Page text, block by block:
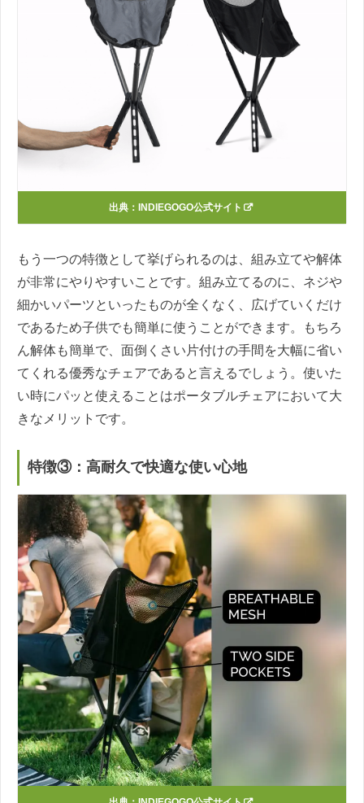
出典：INDIEGOGO公式サイト
もう一つの特徴として挙げられるのは、組み立てや解体
が非常にやりやすいことです。組み立てるのに、ネジや
細かいパーツといったものが全くなく、広げていくだけ
であるため子供でも簡単に使うことができます。もちろ
ん解体も簡単で、面倒くさい片付けの手間を大幅に省い
てくれる優秀なチェアであると言えるでしょう。使いた
い時にパッと使えることはポータブルチェアにおいて大
きなメリットです。
特徴③：高耐久で快適な使い心地